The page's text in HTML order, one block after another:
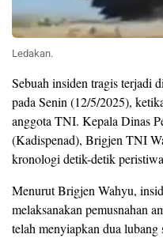
Ledakan.
Sebuah insiden tragis terjadi
pada Senin (12/5/2025),
anggota TNI. Kepala Dinas
(Kadispenad), Brigjen TNI
kronologi detik-detik
Menurut Brigjen Wahyu,
melaksanakan pemusnahan
telah menyiapkan dua lubang